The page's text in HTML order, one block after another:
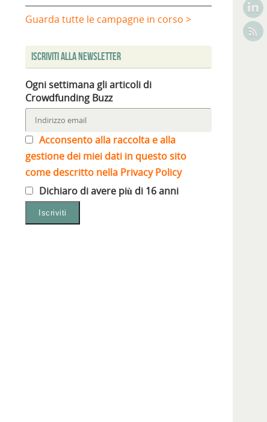
Guarda tutte le campagne in corso >
Iscriviti alla Newsletter
Ogni settimana gli articoli di
Crowdfunding Buzz
Acconsento alla raccolta e alla
gestione dei miei dati in questo sito
come descritto nella Privacy Policy
Dichiaro di avere più di 16 anni